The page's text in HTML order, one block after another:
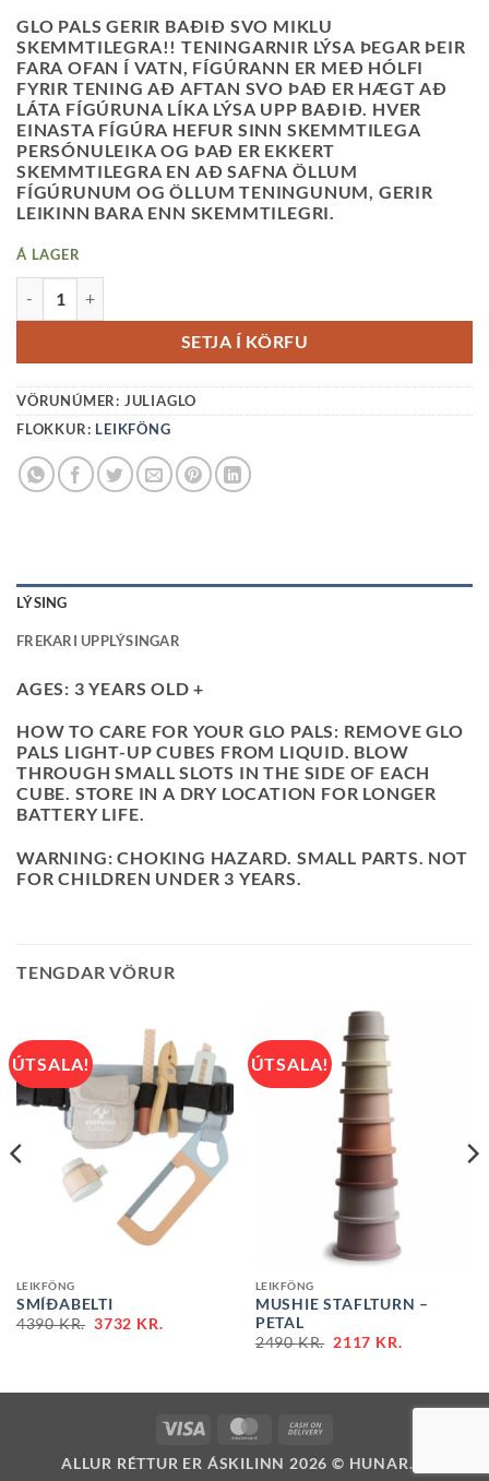
GLO PALS GERIR BAÐIÐ SVO MIKLU
SKEMMTILEGRA!! TENINGARNIR LÝSA ÞEGAR ÞEIR
FARA OFAN Í VATN, FÍGÚRANN ER MEÐ HÓLFI
FYRIR TENING AÐ AFTAN SVO ÞAÐ ER HÆGT AÐ
LÁTA FÍGÚRUNA LÍKA LÝSA UPP BAÐIÐ. HVER
EINASTA FÍGÚRA HEFUR SINN SKEMMTILEGA
PERSÓNULEIKA OG ÞAÐ ER EKKERT
SKEMMTILEGRA EN AÐ SAFNA ÖLLUM
FÍGÚRUNUM OG ÖLLUM TENINGUNUM, GERIR
LEIKINN BARA ENN SKEMMTILEGRI.
Á LAGER
SETJA Í KÖRFU
VÖRUNÚMER: JULIAGLO
FLOKKUR: LEIKFÖNG
LÝSING
FREKARI UPPLÝSINGAR
AGES: 3 YEARS OLD +
HOW TO CARE FOR YOUR GLO PALS: REMOVE GLO
PALS LIGHT-UP CUBES FROM LIQUID. BLOW
THROUGH SMALL SLOTS IN THE SIDE OF EACH
CUBE. STORE IN A DRY LOCATION FOR LONGER
BATTERY LIFE.
WARNING: CHOKING HAZARD. SMALL PARTS. NOT
FOR CHILDREN UNDER 3 YEARS.
TENGDAR VÖRUR
ÚTSALA!
LEIKFÖNG
SMÍÐABELTI
4390KR. 3732 KR.
ÚTSALA!
LEIKFÖNG
MUSHIE STAFLTURN –
PETAL
2490KR. 2117 KR.
VISA MASTERCARD
DELIVERY
ALLUR RÉTTUR ER ÁSKILINN 2026 © HUNAR.IS